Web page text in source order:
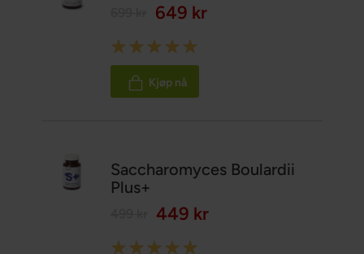
649 kr
Rating:
100%
Kjøp nå
Saccharomyces Boulardii
Plus+
449 kr
Rating: